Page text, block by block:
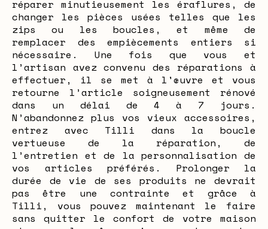
réparer minutieusement les éraflures, de
changer les pièces usées telles que les
zips ou les boucles, et même de
remplacer des empiècements entiers si
nécessaire. Une fois que vous et
l’artisan avez convenu des réparations à
effectuer, il se met à l'œuvre et vous
retourne l’article soigneusement rénové
dans un délai de 4 à 7 jours.
N’abandonnez plus vos vieux accessoires,
entrez avec Tilli dans la boucle
vertueuse de la réparation, de
l’entretien et de la personnalisation de
vos articles préférés. Prolonger la
durée de vie de ses produits ne devrait
pas être une contrainte et grâce à
Tilli, vous pouvez maintenant le faire
sans quitter le confort de votre maison